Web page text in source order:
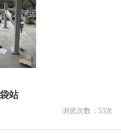
站
浏览次数： 53次